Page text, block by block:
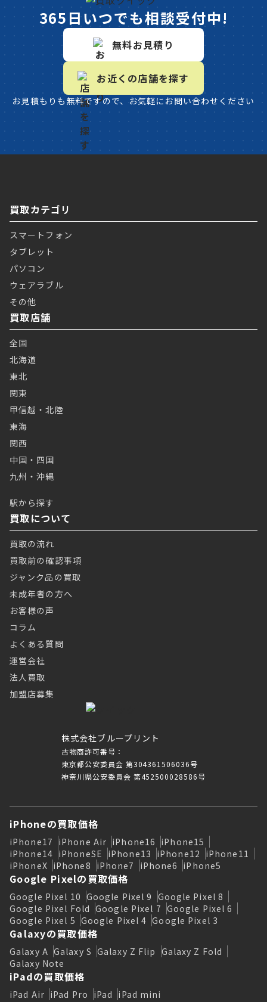
365日いつでも相談受付中!
無料お見積り
お近くの店舗を探す
お見積もりも無料ですので、お気軽にお問い合わせください
株式会社ブループリント
古物商許可番号：
東京都公安委員会 第304361506036号
神奈川県公安委員会 第452500028586号
買取カテゴリ
スマートフォン
タブレット
パソコン
ウェアラブル
その他
買取店舗
全国
北海道
東北
関東
甲信越・北陸
東海
関西
中国・四国
九州・沖縄
駅から探す
買取について
買取の流れ
買取前の確認事項
ジャンク品の買取
未成年者の方へ
お客様の声
コラム
よくある質問
運営会社
法人買取
加盟店募集
iPhoneの買取価格
iPhone17 iPhone Air iPhone16 iPhone15
iPhone14 iPhoneSE iPhone13 iPhone12 iPhone11
iPhoneX iPhone8 iPhone7 iPhone6 iPhone5
Google Pixelの買取価格
Google Pixel 10 Google Pixel 9 Google Pixel 8
Google Pixel Fold Google Pixel 7 Google Pixel 6
Google Pixel 5 Google Pixel 4 Google Pixel 3
Galaxyの買取価格
Galaxy A Galaxy S Galaxy Z Flip Galaxy Z Fold
Galaxy Note
iPadの買取価格
iPad Air iPad Pro iPad iPad mini